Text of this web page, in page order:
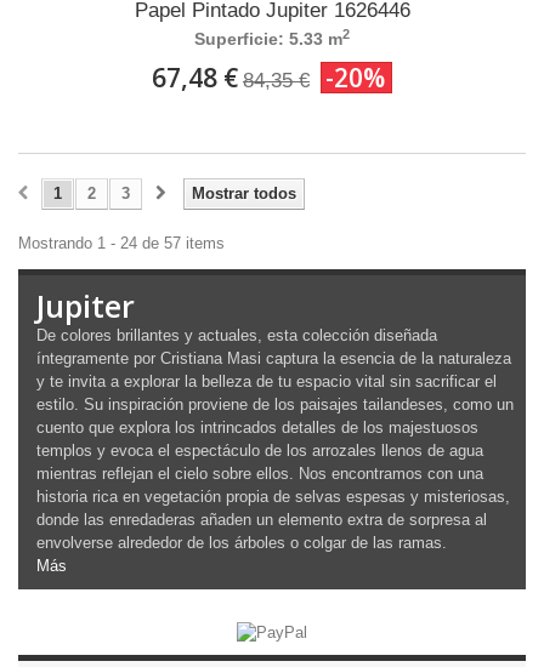
Papel Pintado Jupiter 1626446
Superficie: 5.33 m2
67,48 € 84,35 € -20%
Mostrar todos
1 2 3
Mostrando 1 - 24 de 57 items
Jupiter
De colores brillantes y actuales, esta colección diseñada
íntegramente por Cristiana Masi captura la esencia de la naturaleza
y te invita a explorar la belleza de tu espacio vital sin sacrificar el
estilo. Su inspiración proviene de los paisajes tailandeses, como un
cuento que explora los intrincados detalles de los majestuosos
templos y evoca el espectáculo de los arrozales llenos de agua
mientras reflejan el cielo sobre ellos. Nos encontramos con una
historia rica en vegetación propia de selvas espesas y misteriosas,
donde las enredaderas añaden un elemento extra de sorpresa al
envolverse alrededor de los árboles o colgar de las ramas.
Más